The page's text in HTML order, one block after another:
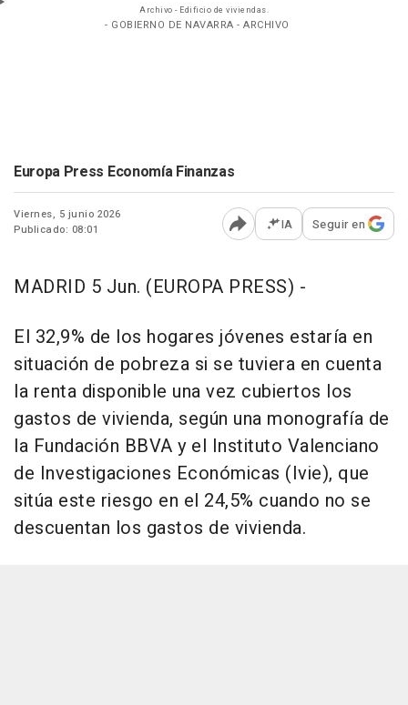
Archivo - Edificio de viviendas.
- GOBIERNO DE NAVARRA - ARCHIVO
Europa Press Economía Finanzas
Viernes, 5 junio 2026
Publicado: 08:01
Abrir opciones para
IA Seguir en
MADRID 5 Jun. (EUROPA PRESS) -
El 32,9% de los hogares jóvenes estaría en
situación de pobreza si se tuviera en cuenta
la renta disponible una vez cubiertos los
gastos de vivienda, según una monografía de
la Fundación BBVA y el Instituto Valenciano
de Investigaciones Económicas (Ivie), que
sitúa este riesgo en el 24,5% cuando no se
descuentan los gastos de vivienda.